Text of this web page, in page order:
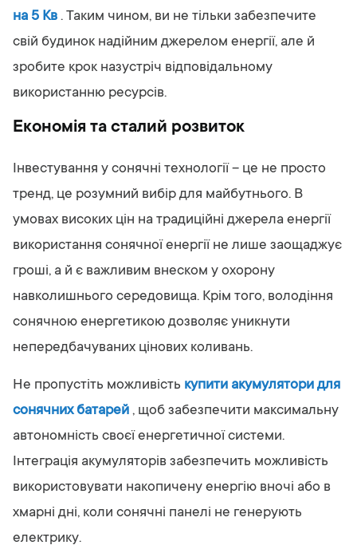
на 5 Кв . Таким чином, ви не тільки забезпечите
свій будинок надійним джерелом енергії, але й
зробите крок назустріч відповідальному
використанню ресурсів.
Економія та сталий розвиток
Інвестування у сонячні технології – це не просто
тренд, це розумний вибір для майбутнього. В
умовах високих цін на традиційні джерела енергії
використання сонячної енергії не лише заощаджує
гроші, а й є важливим внеском у охорону
навколишнього середовища. Крім того, володіння
сонячною енергетикою дозволяє уникнути
непередбачуваних цінових коливань.
Не пропустіть можливість купити акумулятори для
сонячних батарей , щоб забезпечити максимальну
автономність своєї енергетичної системи.
Інтеграція акумуляторів забезпечить можливість
використовувати накопичену енергію вночі або в
хмарні дні, коли сонячні панелі не генерують
електрику.